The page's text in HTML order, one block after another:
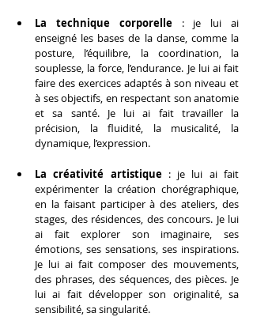
La technique corporelle : je lui ai
enseigné les bases de la danse, comme la
posture, l’équilibre, la coordination, la
souplesse, la force, l’endurance. Je lui ai fait
faire des exercices adaptés à son niveau et
à ses objectifs, en respectant son anatomie
et sa santé. Je lui ai fait travailler la
précision, la fluidité, la musicalité, la
dynamique, l’expression.
La créativité artistique : je lui ai fait
expérimenter la création chorégraphique,
en la faisant participer à des ateliers, des
stages, des résidences, des concours. Je lui
ai fait explorer son imaginaire, ses
émotions, ses sensations, ses inspirations.
Je lui ai fait composer des mouvements,
des phrases, des séquences, des pièces. Je
lui ai fait développer son originalité, sa
sensibilité, sa singularité.